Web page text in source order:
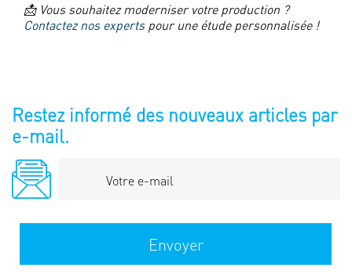
📩 Vous souhaitez moderniser votre production ?
Contactez nos expertspour une étude personnalisée !
Restez informé des nouveaux articles par
e-mail.
Envoyer